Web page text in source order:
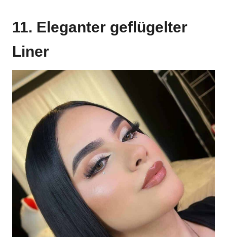
11. Eleganter geflügelter
Liner